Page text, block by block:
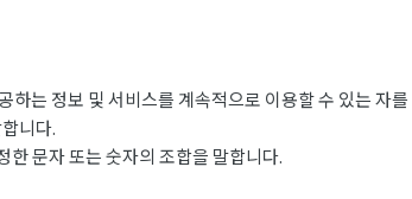
는 정보 및 서비스를 계속적으로 이용할 수 있는 자를
니다.
문자 또는 숫자의 조합을 말합니다.